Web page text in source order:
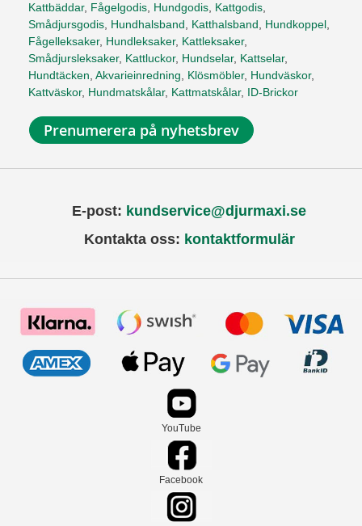
Kattbäddar, Fågelgodis, Hundgodis, Kattgodis,
Smådjursgodis, Hundhalsband, Katthalsband, Hundkoppel,
Fågelleksaker, Hundleksaker, Kattleksaker,
Smådjursleksaker, Kattluckor, Hundselar, Kattselar,
Hundtäcken, Akvarieinredning, Klösmöbler, Hundväskor,
Kattväskor, Hundmatskålar, Kattmatskålar, ID-Brickor
Prenumerera på nyhetsbrev
E-post: kundservice@djurmaxi.se
Kontakta oss: kontaktformulär
YouTube
Facebook